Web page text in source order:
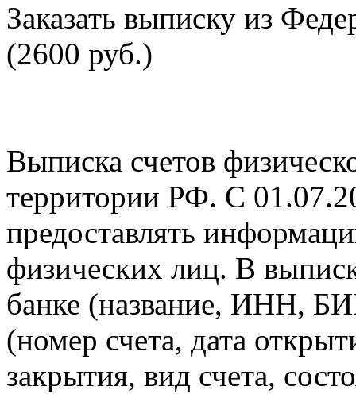
Заказать выписку из
(2600 руб.)
Выписка счетов
территории РФ. С
предоставлять
физических лиц. В
банке (название, ИНН,
(номер счета, дата
закрытия, вид счета,